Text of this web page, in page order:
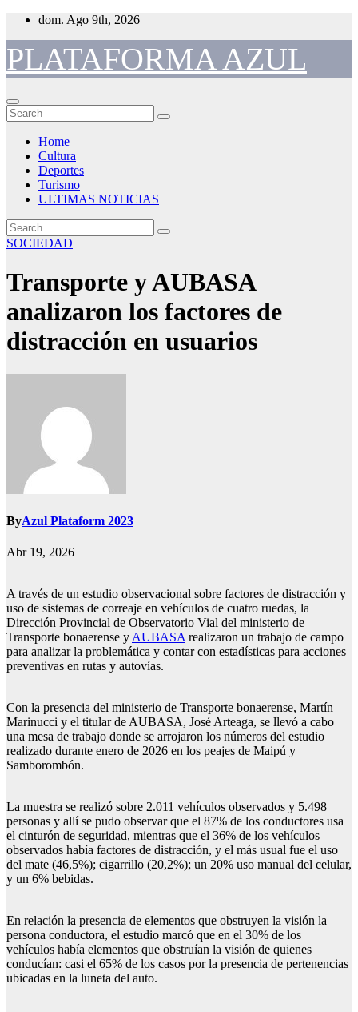
Skip
content
dom. Ago 9th, 2026
PLATAFORMA AZUL
Home
Cultura
Deportes
Turismo
ULTIMAS NOTICIAS
SOCIEDAD
Transporte y AUBASA
analizaron los factores de
distracción en usuarios
ByAzul Plataform 2023
Abr 19, 2026
A través de un estudio observacional sobre factores de distracción y
uso de sistemas de correaje en vehículos de cuatro ruedas, la
Dirección Provincial de Observatorio Vial del ministerio de
Transporte bonaerense yAUBASArealizaron un trabajo de campo
para analizar la problemática y contar con estadísticas para acciones
preventivas en rutas y autovías.
Con la presencia del ministerio de Transporte bonaerense, Martín
Marinucci y el titular de AUBASA, José Arteaga, se llevó a cabo
una mesa de trabajo donde se arrojaron los números del estudio
realizado durante enero de 2026 en los peajes de Maipú y
Samborombón.
La muestra se realizó sobre 2.011 vehículos observados y 5.498
personas y allí se pudo observar que el 87% de los conductores usa
el cinturón de seguridad, mientras que el 36% de los vehículos
observados había factores de distracción, y el más usual fue el uso
del mate (46,5%); cigarrillo (20,2%); un 20% uso manual del celular,
y un 6% bebidas.
En relación la presencia de elementos que obstruyen la visión la
persona conductora, el estudio marcó que en el 30% de los
vehículos había elementos que obstruían la visión de quienes
conducían: casi el 65% de los casos por la presencia de pertenencias
ubicadas en la luneta del auto.